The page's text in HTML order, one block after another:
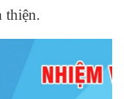
thiện.